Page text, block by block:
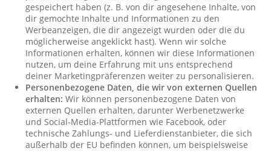
gespeichert haben (z. B. von dir angesehene Inhalte, von
dir gemochte Inhalte und Informationen zu den
Werbeanzeigen, die dir angezeigt wurden oder die du
möglicherweise angeklickt hast). Wenn wir solche
Informationen erhalten, können wir diese Informationen
nutzen, um deine Erfahrung mit uns entsprechend
deiner Marketingpräferenzen weiter zu personalisieren.
Personenbezogene Daten, die wir von externen Quellen
erhalten: Wir können personenbezogene Daten von
externen Quellen erhalten, darunter Werbenetzwerke
und Social-Media-Plattformen wie Facebook, oder
technische Zahlungs- und Lieferdienstanbieter, die sich
außerhalb der EU befinden können, um beispielsweise